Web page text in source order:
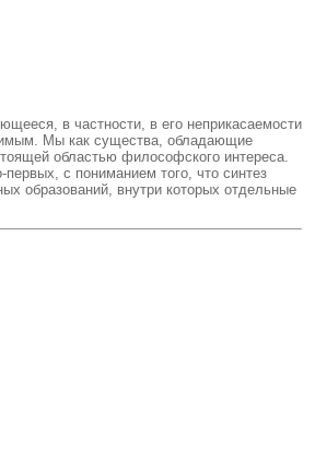
в частности, в его неприкасаемости
Мы как существа, обладающие
областью философского интереса.
с пониманием того, что синтез
образований, внутри которых отдельные